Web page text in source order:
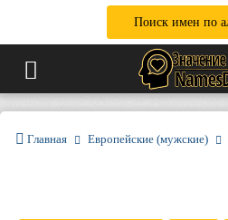
Поиск имен по
Главная Европейские (мужские)